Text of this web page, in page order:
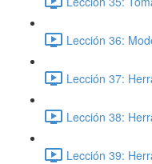
Lección 36:
Lección 37:
Lección 38:
Lección 39: